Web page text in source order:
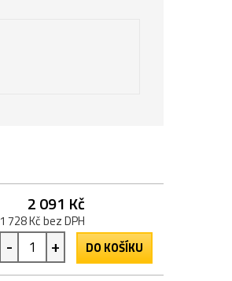
2 091 Kč
1 728 Kč bez DPH
- + DO KOŠÍKU